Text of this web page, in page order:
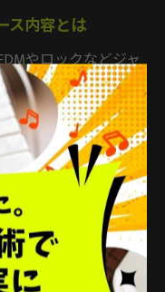
ス内容とは
やロックなどジャ
イキング、プロ志向
ス内容が用意されて
コースを選択でき
講可能なコース、社
体験レッスンなど、
できる点も支持され
が、無理なく継続で